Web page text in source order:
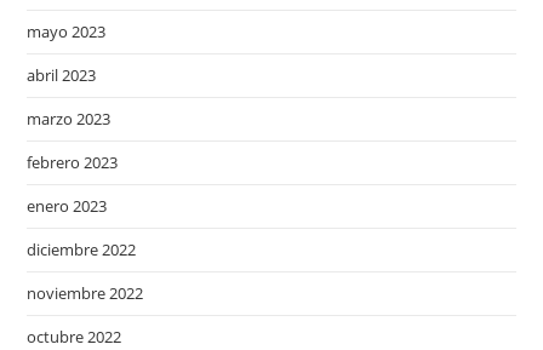
mayo 2023
abril 2023
marzo 2023
febrero 2023
enero 2023
diciembre 2022
noviembre 2022
octubre 2022